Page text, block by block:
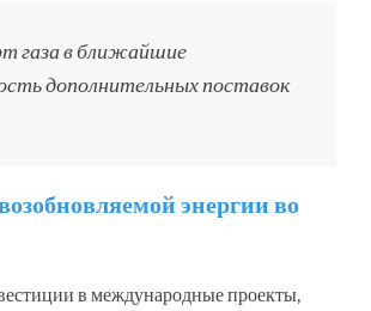
газа в ближайшие
дополнительных поставок
энергии во
в международные проекты,